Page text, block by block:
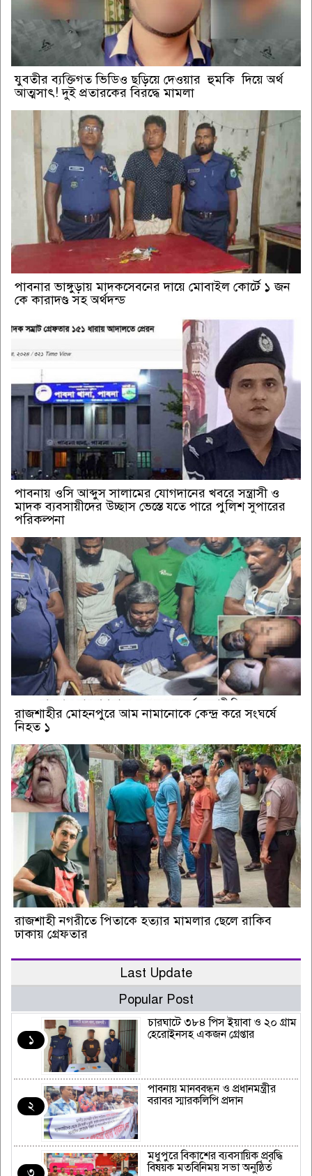
যুবতীর ব্যক্তিগত ভিডিও ছড়িয়ে দেওয়ার হুমকি দিয়ে অর্থ
আত্মসাৎ! দুই প্রতারকের বিরদ্ধে মামলা
পাবনার ভাঙ্গুড়ায় মাদকসেবনের দায়ে মোবাইল কোর্টে ১ জন
কে কারাদণ্ড সহ অর্থদন্ড
পাবনায় ওসি আব্দুস সালামের যোগদানের খবরে সন্ত্রাসী ও
মাদক ব্যবসায়ীদের উচ্ছাস ভেস্তে যতে পারে পুলিশ সুপারের
পরিকল্পনা
রাজশাহীর মোহনপুরে আম নামানোকে কেন্দ্র করে সংঘর্ষে
নিহত ১
রাজশাহী নগরীতে পিতাকে হত্যার মামলার ছেলে রাকিব
ঢাকায় গ্রেফতার
Last Update
Popular Post
১
চারঘাটে ৩৮৪ পিস ইয়াবা ও ২০ গ্রাম
হেরোইনসহ একজন গ্রেপ্তার
২
পাবনায় মানববন্ধন ও প্রধানমন্ত্রীর
বরাবর স্মারকলিপি প্রদান
৩
মধুপুরে বিকাশের ব্যবসায়িক প্রবৃদ্ধি
বিষয়ক মতবিনিময় সভা অনুষ্ঠিত